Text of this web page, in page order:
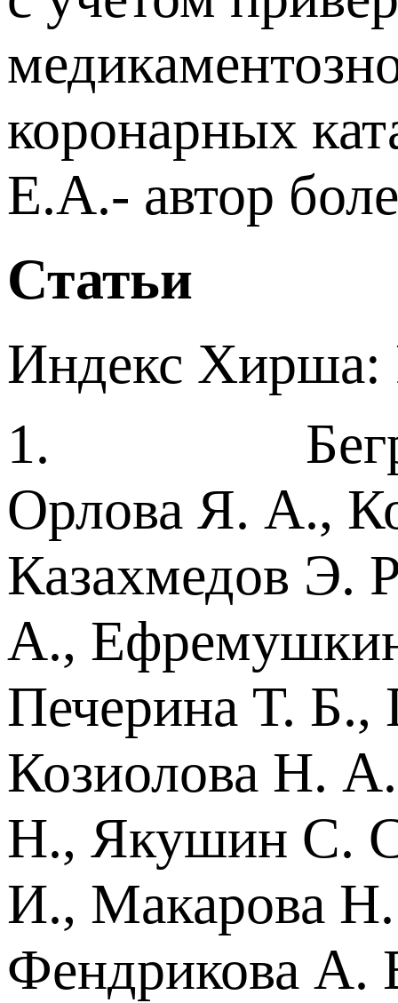
коронарных
Е.А.- автор
Статьи
Индекс Хирша:
1.
Орлова Я. А.,
Казахмедов Э.
А.,
Печерина Т. Б.,
Козиолова Н.
Н., Якушин С.
И., Макарова
Фендрикова